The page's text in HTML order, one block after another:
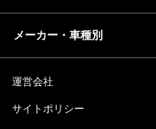
メーカー・車種別
運営会社
サイトポリシー